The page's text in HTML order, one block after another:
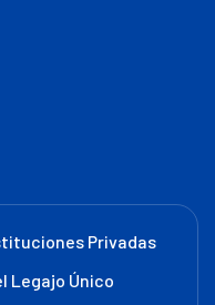
Privadas
Legajo Único